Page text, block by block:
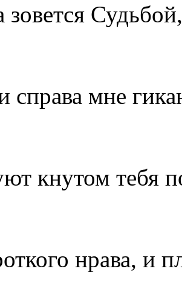
Судьбой,
справа мне
кнутом тебя
нрава, и